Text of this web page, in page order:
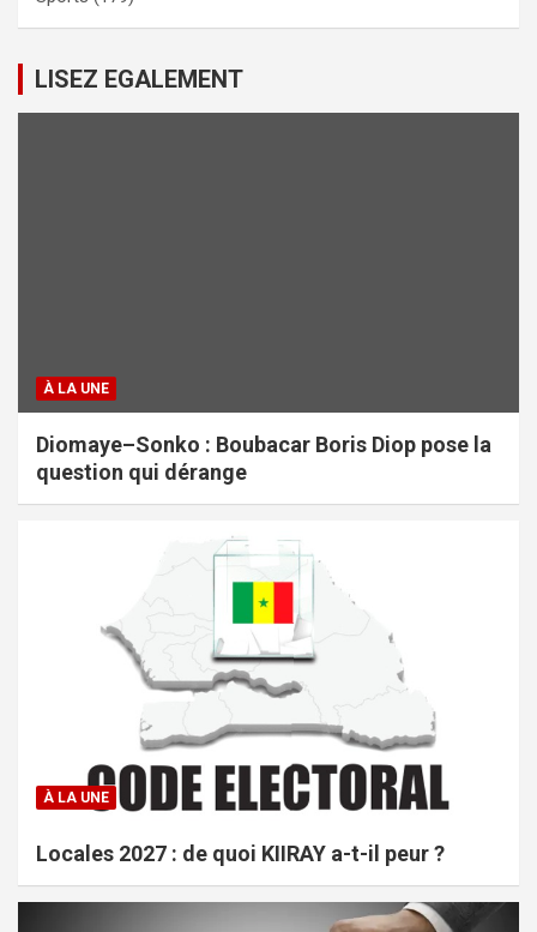
LISEZ EGALEMENT
À LA UNE
Diomaye–Sonko : Boubacar Boris Diop pose la
question qui dérange
À LA UNE
Locales 2027 : de quoi KIIRAY a-t-il peur ?